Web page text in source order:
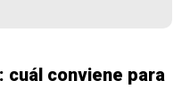
cuál conviene para